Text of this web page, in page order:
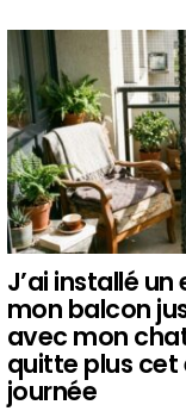
J’ai installé
mon balcon
avec mon
quitte plus cet
journée